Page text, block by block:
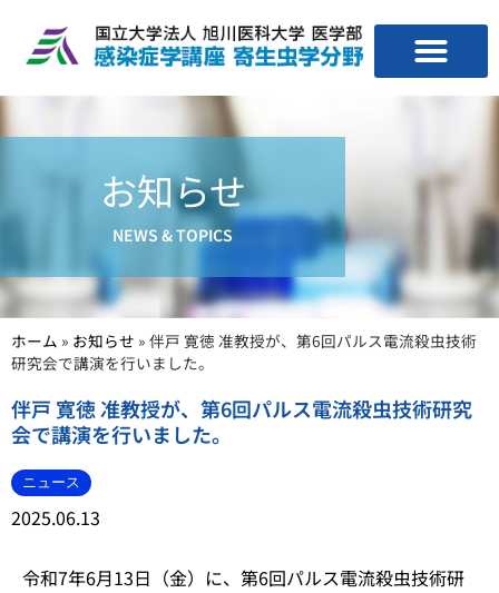
お知らせ
NEWS & TOPICS
ホーム » お知らせ » 伴戸 寛徳 准教授が、第6回パルス電流殺虫技術
研究会で講演を行いました。
伴戸 寛徳 准教授が、第6回パルス電流殺虫技術研究
会で講演を行いました。
ニュース
2025.06.13
令和7年6月13日（金）に、第6回パルス電流殺虫技術研